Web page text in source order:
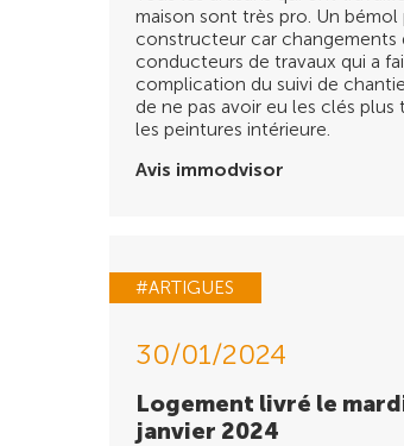
maison sont très pro. Un bémol
constructeur car changements
conducteurs de travaux qui a
complication du suivi de
de ne pas avoir eu les clés
les peintures intérieure.
Avis immodvisor
#ARTIGUES
30/01/2024
Logement livré le
janvier 2024